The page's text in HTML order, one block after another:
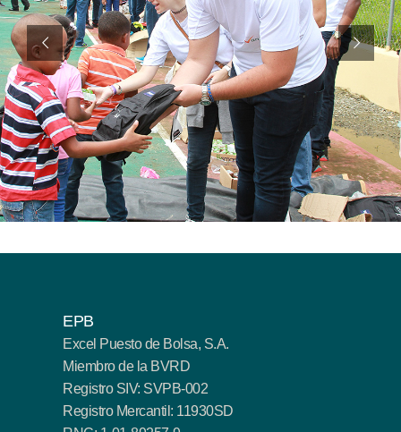
EPB
Excel Puesto de Bolsa, S.A.
Miembro de la BVRD
Registro SIV: SVPB-002
Registro Mercantil: 11930SD